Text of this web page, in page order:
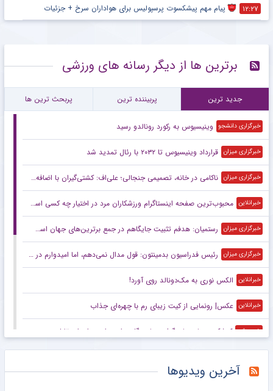
۱۲:۲۷ پیام مهم پیشکسوت پرسپولیس برای هواداران سرخ + جزئیات
برترین ها از دیگر رسانه های ورزشی
جدید ترین پربیننده ترین پربحث ترین ها
خبرگزاری دانشجو وینیسیوس به رکورد رونالدو رسید
خبرگزاری میزان قرارداد وینیسیوس تا ۲۰۳۲ با رئال‌ تمدید شد
خبرگزاری میزان ناکامی در خانه، تصمیمی جنجالی؛ علی‌اف: کشتی‌گیران با اضافه‌وزن از تیم ملی اخراج می‌شوند!
خبرانلاین محبوب‌ترین صفحه اینستاگرام ورزشکاران مرد در اختیار چه کسی است؟
خبرگزاری میزان رستمیان: هدفم تثبیت جایگاهم در جمع برترین‌های جهان است/ برای درخشش در هر دو ماده آماده می‌شوم
خبرگزاری میزان رئیس فدراسیون بدمینتون: قول مدال نمی‌دهم، اما امیدوارم در ناگویا و داکار اتفاقات خوبی بیفتد/ هدف اصلی ما کسب سهمیه المپیک لس‌آنجلس است
خبرانلاین الکس نوری به مک‌دونالد روی آورد!
خبرانلاین عکس| رونمایی از کیت زیبای رم با چهره‌ای جذاب
خبرورزشی کوشکی دوباره جان گرفت؛ پاس گل و امیدواری برای استقلال
آخرین ویدیوها